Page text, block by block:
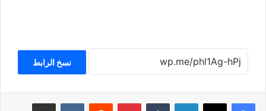
نسخ الرابط
لينكدإن بينتيريست مشاركة عبر البريد